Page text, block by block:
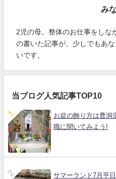
み
2児の母。整体のお仕事をしな
の書いた記事が、少しでもあ
いです。
当ブログ人気記事TOP10
お盆の飾り方は曹洞
職に聞いてみよう!
サマーランド7月平